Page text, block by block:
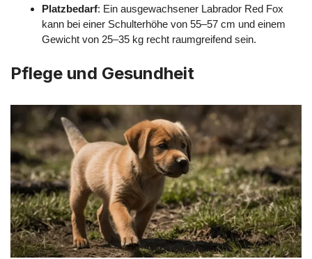
Platzbedarf: Ein ausgewachsener Labrador Red Fox
kann bei einer Schulterhöhe von 55–57 cm und einem
Gewicht von 25–35 kg recht raumgreifend sein.
Pflege und Gesundheit